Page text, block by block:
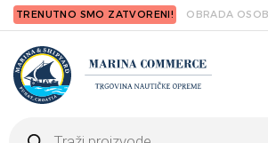
TRENUTNO SMO ZATVORENI! OBRADA
search